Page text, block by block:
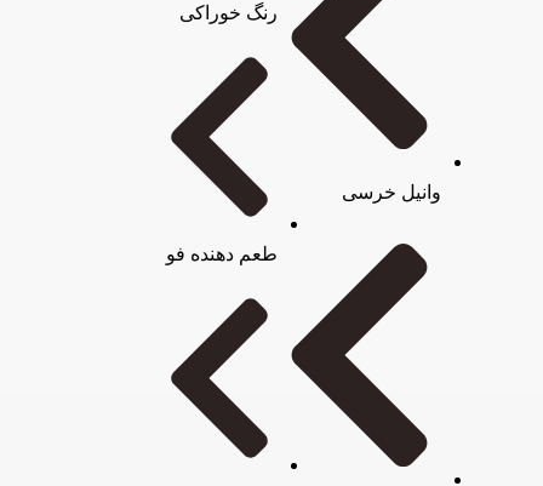
وانیل خرسی
رنگ خوراکی
طعم دهنده فو